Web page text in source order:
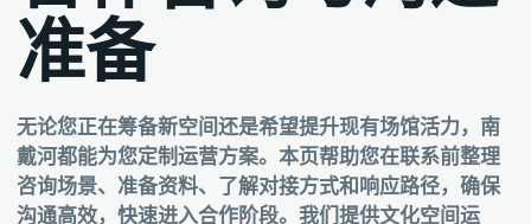
准备
无论您正在筹备新空间还是希望提升现有场馆活力，南
戴河都能为您定制运营方案。本页帮助您在联系前整理
咨询场景、准备资料、了解对接方式和响应路径，确保
沟通高效，快速进入合作阶段。我们提供文化空间运